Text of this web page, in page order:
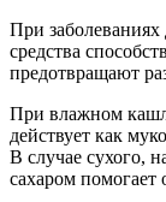
При заболеваниях
средства
предотвращают
При влажном
действует как
В случае сухого,
сахаром помогает